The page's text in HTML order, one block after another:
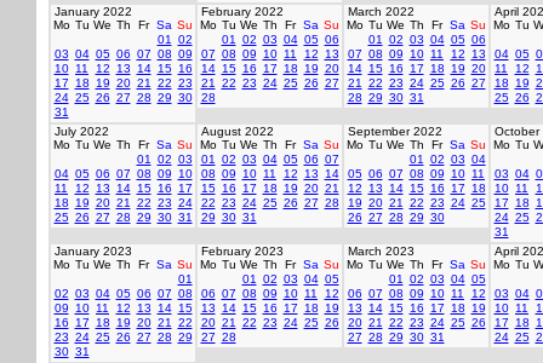
January 2022
Mo Tu We Th Fr Sa Su
01
02
03 04 05 06 07 08 09
10 11 12 13 14 15 16
17
18 19 20 21 22 23
24 25 26 27 28 29 30
31
February 2022
Mo Tu We Th Fr Sa Su
01
02 03 04 05 06
07 08 09 10 11 12
13
14 15 16 17 18 19 20
21
22 23 24 25 26 27
28
March 2022
Mo Tu We Th Fr Sa Su
01
02 03 04 05 06
07 08 09 10 11 12
13
14 15 16 17 18 19 20
21
22 23 24 25 26 27
28 29 30 31
April
Mo Tu
04 05
11
12
18
19
25 26
July 2022
Mo Tu We Th Fr Sa Su
01
02 03
04 05 06 07 08 09
10
11
12 13 14 15 16
17
18
19 20 21 22 23 24
25 26 27 28 29 30 31
August 2022
Mo Tu We Th Fr Sa Su
01
02 03 04 05 06 07
08 09 10 11 12 13
14
15 16 17 18 19 20 21
22 23 24 25 26 27 28
29 30 31
September 2022
Mo Tu We Th Fr Sa Su
01
02 03 04
05 06 07 08 09 10 11
12
13 14 15 16 17
18
19 20 21 22 23 24 25
26 27 28 29 30
October
Mo Tu
03 04
10 11
17
18
24 25
31
January 2023
Mo Tu We Th Fr Sa Su
01
02 03 04 05 06 07 08
09
10 11 12 13 14 15
16
17 18 19 20 21
22
23 24 25 26 27 28 29
30 31
February 2023
Mo Tu We Th Fr Sa Su
01
02 03 04 05
06 07 08 09 10 11
12
13
14 15 16 17 18
19
20 21 22 23 24 25 26
27 28
March 2023
Mo Tu We Th Fr Sa Su
01
02 03 04 05
06 07 08 09 10 11
12
13
14 15 16 17 18
19
20 21 22 23 24 25 26
27 28 29 30 31
April
Mo Tu
03 04
10 11
17
18
24 25